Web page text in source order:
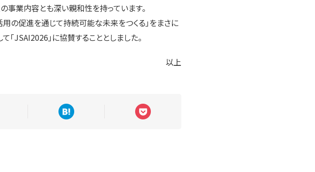
事業内容とも深い親和性を持っています。
の促進を通じて持続可能な未来をつくる」をまさに
「JSAI2026」に協賛することとしました。
以上